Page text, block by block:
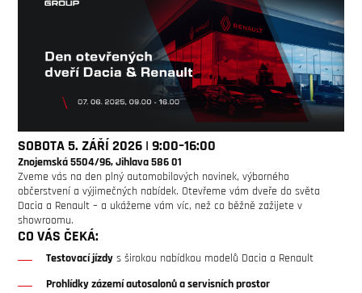
SOBOTA 5. ZÁŘÍ 2026 | 9:00–16:00
Znojemská 5504/96, Jihlava 586 01
Zveme vás na den plný automobilových novinek, výborného
občerstvení a výjimečných nabídek. Otevřeme vám dveře do světa
Dacia a Renault – a ukážeme vám víc, než co běžně zažijete v
showroomu.
CO VÁS ČEKÁ:
Testovací jízdy s širokou nabídkou modelů Dacia a Renault
Prohlídky zázemí autosalonů a servisních prostor